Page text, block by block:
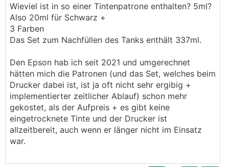
Wieviel ist in so einer Tintenpatrone enthalten? 5ml?
Also 20ml für Schwarz +
3 Farben
Das Set zum Nachfüllen des Tanks enthält 337ml.
Den Epson hab ich seit 2021 und umgerechnet
hätten mich die Patronen (und das Set, welches beim
Drucker dabei ist, ist ja oft nicht sehr ergibig +
implementierter zeitlicher Ablauf) schon mehr
gekostet, als der Aufpreis + es gibt keine
eingetrocknete Tinte und der Drucker ist
allzeitbereit, auch wenn er länger nicht im Einsatz
war.